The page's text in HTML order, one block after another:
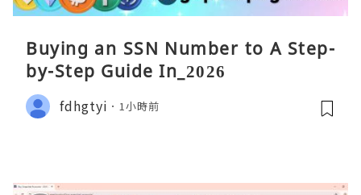
Buying an SSN Number to A Step-
by-Step Guide In_2026
fdhgtyi 1小時前